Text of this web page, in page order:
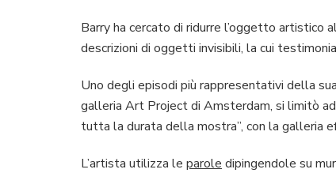
Barry ha cercato di ridurre l’oggetto artistico
descrizioni di oggetti invisibili, la cui
Uno degli episodi più rappresentativi della
galleria Art Project di Amsterdam, si limitò ad
tutta la durata della mostra”, con la galleria
L’artista utilizza le parole dipingendole su